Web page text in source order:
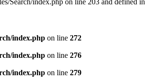
index.php on line 272
index.php on line 276
index.php on line 279